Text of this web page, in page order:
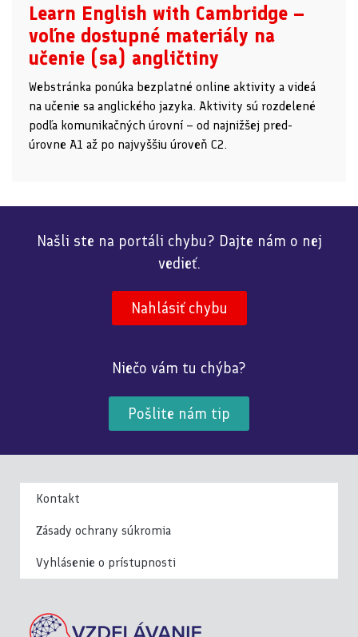
Learn English with Cambridge –
voľne dostupné materiály na
učenie (sa) angličtiny
Webstránka ponúka bezplatné online aktivity a videá
na učenie sa anglického jazyka. Aktivity sú rozdelené
podľa komunikačných úrovní – od najnižšej pred-
úrovne A1 až po najvyššiu úroveň C2.
Našli ste na portáli chybu? Dajte nám o nej
vedieť.
Nahlásiť chybu
Niečo vám tu chýba?
Pošlite nám tip
Kontakt
Zásady ochrany súkromia
Vyhlásenie o prístupnosti